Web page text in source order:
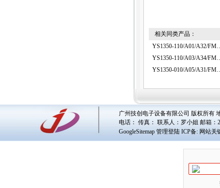
相关同类产品：
YS1350-110/
YS1350-110/
YS1350-010/
广州技创电子设备有限公司 版权所有
电话： 传真： 联系人： 罗小姐 邮箱：
GoogleSitemap 管理登陆 ICP备: 网站关